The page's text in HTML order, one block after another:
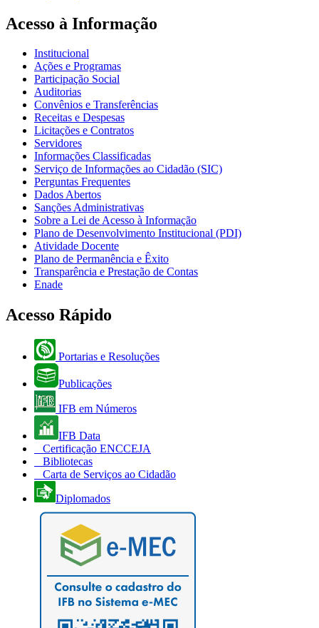
Acesso à Informação
Institucional
Ações e Programas
Participação Social
Auditorias
Convênios e Transferências
Receitas e Despesas
Licitações e Contratos
Servidores
Informações Classificadas
Serviço de Informações ao Cidadão (SIC)
Perguntas Frequentes
Dados Abertos
Sanções Administrativas
Sobre a Lei de Acesso à Informação
Plano de Desenvolvimento Institucional (PDI)
Atividade Docente
Plano de Permanência e Êxito
Transparência e Prestação de Contas
Enade
Acesso Rápido
Portarias e Resoluções
Publicações
IFB em Números
IFB Data
Certificação ENCCEJA
Bibliotecas
Carta de Serviços ao Cidadão
Diplomados